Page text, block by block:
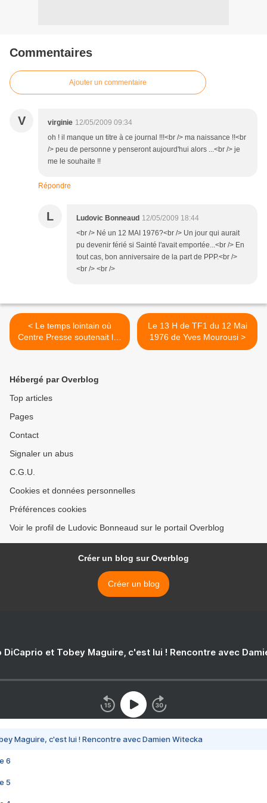
Commentaires
Ajouter un commentaire
V virginie 12/05/2009 09:34
oh ! il manque un titre à ce journal !!!<br /> ma naissance !!<br
/> peu de personne y penseront aujourd'hui alors ...<br /> je
me le souhaite !!
Répondre
L Ludovic Bonneaud 12/05/2009 18:44
<br /> Né un 12 MAI 1976?<br /> Un jour qui aurait
pu devenir férié si Sainté l'avait emportée...<br /> En
tout cas, bon anniversaire de la part de PPP.<br />
<br /> <br />
< Le temps lointain où
Centre Presse soutenait les
Verts...
Le 13 H de TF1 du 12 Mai
1976 de Yves Mourousi >
Hébergé par Overblog
Top articles
Pages
Contact
Signaler un abus
C.G.U.
Cookies et données personnelles
Préférences cookies
Voir le profil de Ludovic Bonneaud sur le portail Overblog
Créer un blog sur Overblog
Créer un blog
DiCaprio et Tobey Maguire, c'est lui ! Rencontre avec
Maguire, c'est lui ! Rencontre avec Damien Witecka
6
5